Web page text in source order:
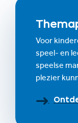
Voor
speel- en
speelse
plezier